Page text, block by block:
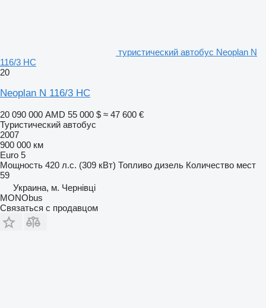
туристический автобус Neoplan N
116/3 HC
20
Neoplan N 116/3 HC
20 090 000 AMD 55 000 $ ≈ 47 600 €
Туристический автобус
2007
900 000 км
Euro 5
Мощность 420 л.с. (309 кВт) Топливо дизель Количество мест
59
Украина, м. Чернівці
MONObus
Связаться с продавцом